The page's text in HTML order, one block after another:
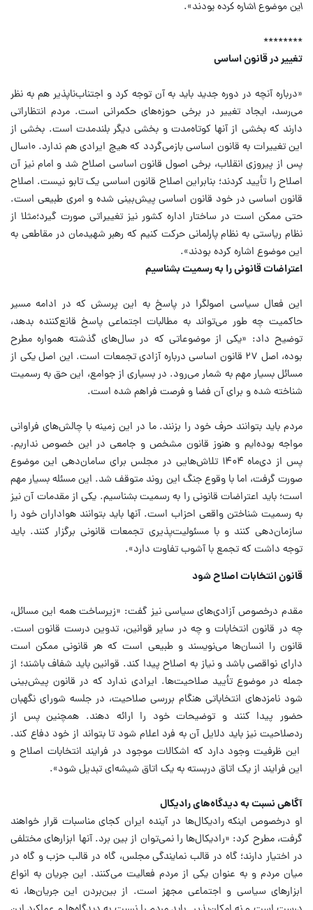
این موضوع اشاره کرده بودند».
********
تغییر در قانون اساسی
«درباره آنچه در دوره جدید باید به آن توجه کرد و اجتناب‌ناپذیر هم به نظر
می‌رسد، ایجاد تغییر در برخی حوزه‌های حکمرانی است. مردم انتظاراتی
دارند که بخشی از آنها کوتاه‌مدت و بخشی دیگر بلندمدت است. بخشی از
این تغییرات به قانون اساسی بازمی‌گردد که هیچ ایرادی هم ندارد. ۱۰سال
پس از پیروزی انقلاب، برخی اصول قانون اساسی اصلاح شد و امام نیز آن
اصلاح را تأیید کردند؛ بنابراین اصلاح قانون اساسی یک تابو نیست. اصلاح
قانون اساسی در خود قانون اساسی پیش‌بینی شده و امری طبیعی است.
حتی ممکن است در ساختار اداره کشور نیز تغییراتی صورت گیرد؛مثلا از
نظام ریاستی به نظام پارلمانی حرکت کنیم که رهبر شهیدمان در مقاطعی به
این موضوع اشاره کرده بودند».
اعتراضات قانونی را به رسمیت بشناسیم
این فعال سیاسی اصولگرا در پاسخ به این پرسش که در ادامه مسیر
حاکمیت چه طور می‌تواند به مطالبات اجتماعی پاسخ قانع‌کننده بدهد،
توضیح داد: «یکی از موضوعاتی که در سال‌های گذشته همواره مطرح
بوده، اصل ۲۷ قانون اساسی درباره آزادی تجمعات است. این اصل یکی از
مسائل بسیار مهم به شمار می‌رود. در بسیاری از جوامع، این حق به رسمیت
شناخته شده و برای آن فضا و فرصت فراهم شده است.
مردم باید بتوانند حرف خود را بزنند. ما در این زمینه با چالش‌های فراوانی
مواجه بوده‌ایم و هنوز قانون مشخص و جامعی در این خصوص نداریم.
پس از دی‌ماه ۱۴۰۴ تلاش‌هایی در مجلس برای سامان‌دهی این موضوع
صورت گرفت، اما با وقوع جنگ این روند متوقف شد. این مسئله بسیار مهم
است؛ باید اعتراضات قانونی را به رسمیت بشناسیم. یکی از مقدمات آن نیز
به رسمیت شناختن واقعی احزاب است. آنها باید بتوانند هواداران خود را
سازمان‌دهی کنند و با مسئولیت‌پذیری تجمعات قانونی برگزار کنند. باید
توجه داشت که تجمع با آشوب تفاوت دارد».
قانون انتخابات اصلاح شود
مقدم درخصوص آزادی‌های سیاسی نیز گفت: «زیرساخت همه این مسائل،
چه در قانون انتخابات و چه در سایر قوانین، تدوین درست قانون است.
قانون را انسان‌ها می‌نویسند و طبیعی است که هر قانونی ممکن است
دارای نواقصی باشد و نیاز به اصلاح پیدا کند. قوانین باید شفاف باشند؛ از
جمله در موضوع تأیید صلاحیت‌ها. ایرادی ندارد که در قانون پیش‌بینی
شود نامزدهای انتخاباتی هنگام بررسی صلاحیت، در جلسه شورای نگهبان
حضور پیدا کنند و توضیحات خود را ارائه دهند. همچنین پس از
ردصلاحیت نیز باید دلایل آن به فرد اعلام شود تا بتواند از خود دفاع کند.
این ظرفیت وجود دارد که اشکالات موجود در فرایند انتخابات اصلاح و
این فرایند از یک اتاق دربسته به یک اتاق شیشه‌ای تبدیل شود».
آگاهی نسبت به دیدگاه‌های رادیکال‌
او درخصوص اینکه رادیکال‌ها در آینده ایران کجای مناسبات قرار خواهند
گرفت، مطرح کرد: «رادیکال‌ها را نمی‌توان از بین برد. آنها ابزارهای مختلفی
در اختیار دارند؛ گاه در قالب نمایندگی مجلس، گاه در قالب حزب و گاه در
میان مردم و به عنوان یکی از مردم فعالیت می‌کنند. این جریان به انواع
ابزارهای سیاسی و اجتماعی مجهز است. از بین‌بردن این جریان‌ها، نه